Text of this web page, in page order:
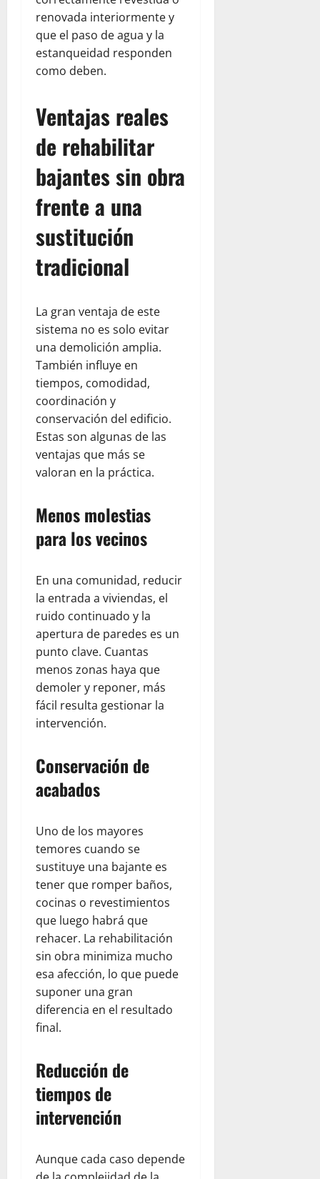
renovada interiormente y
que el paso de agua y la
estanqueidad responden
como deben.
Ventajas reales
de rehabilitar
bajantes sin obra
frente a una
sustitución
tradicional
La gran ventaja de este
sistema no es solo evitar
una demolición amplia.
También influye en
tiempos, comodidad,
coordinación y
conservación del edificio.
Estas son algunas de las
ventajas que más se
valoran en la práctica.
Menos molestias
para los vecinos
En una comunidad, reducir
la entrada a viviendas, el
ruido continuado y la
apertura de paredes es un
punto clave. Cuantas
menos zonas haya que
demoler y reponer, más
fácil resulta gestionar la
intervención.
Conservación de
acabados
Uno de los mayores
temores cuando se
sustituye una bajante es
tener que romper baños,
cocinas o revestimientos
que luego habrá que
rehacer. La rehabilitación
sin obra minimiza mucho
esa afección, lo que puede
suponer una gran
diferencia en el resultado
final.
Reducción de
tiempos de
intervención
Aunque cada caso depende